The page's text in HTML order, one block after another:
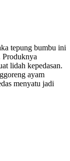
tepung bumbu ini
Produknya
lidah kepedasan.
ayam
menyatu jadi